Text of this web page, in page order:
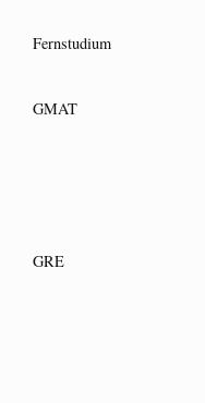
Fernstudium
GMAT
GRE